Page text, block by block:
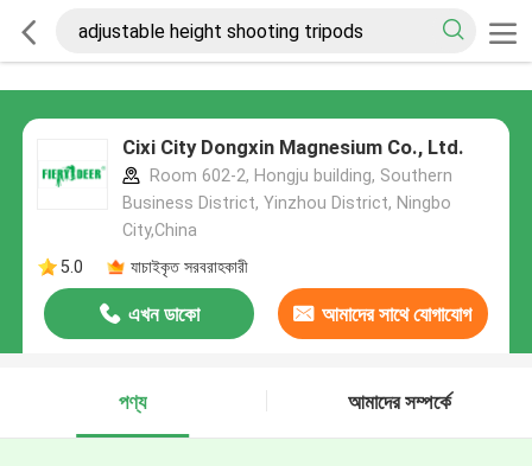
Cixi City Dongxin Magnesium Co., Ltd.
Room 602-2, Hongju building, Southern
Business District, Yinzhou District, Ningbo
City,China
5.0
যাচাইকৃত সরবরাহকারী
এখন ডাকো আমাদের সাথে যোগাযোগ
পণ্য
আমাদের সম্পর্কে